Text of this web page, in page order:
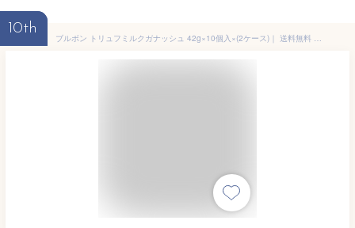
10th
ブルボン トリュフミルクガナッシュ 42g×10個入×(2ケース)｜ 送料無料 お菓子 チョコ TRUFFE トリュフ